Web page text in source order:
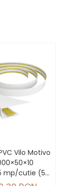
Vilo Motivo
mp/cutie (5